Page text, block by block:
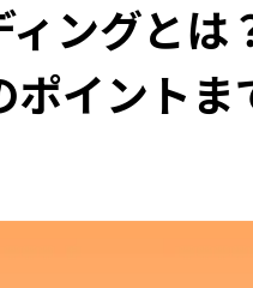
ングとは
イントま